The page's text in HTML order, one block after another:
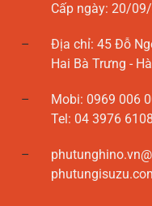
Cấp ngày: 20/
Địa chỉ: 45 Đỗ
Hai Bà Trưng -
Mobi: 0969 006
Tel: 04 3976 6108